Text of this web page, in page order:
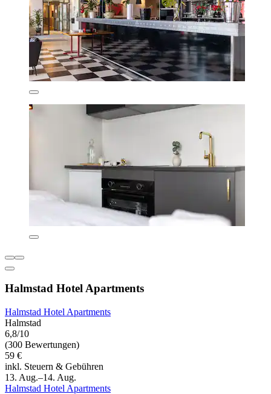
Halmstad Hotel Apartments
Halmstad Hotel Apartments
Halmstad
6,8/10
(300 Bewertungen)
59 €
inkl. Steuern & Gebühren
13. Aug.–14. Aug.
Halmstad Hotel Apartments